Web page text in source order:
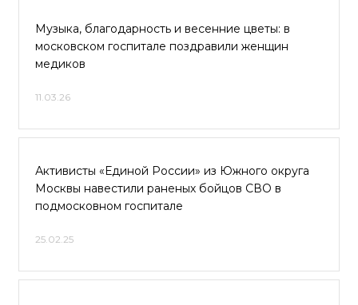
Музыка, благодарность и весенние цветы: в
московском госпитале поздравили женщин
медиков
11.03.26
Активисты «Единой России» из Южного округа
Москвы навестили раненых бойцов СВО в
подмосковном госпитале
25.02.25